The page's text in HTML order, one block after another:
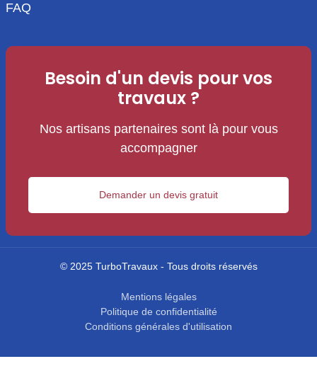
FAQ
Besoin d'un devis pour vos
travaux ?
Nos artisans partenaires sont là pour vous
accompagner
Demander un devis gratuit
© 2025 TurboTravaux - Tous droits réservés
Mentions légales
Politique de confidentialité
Conditions générales d'utilisation